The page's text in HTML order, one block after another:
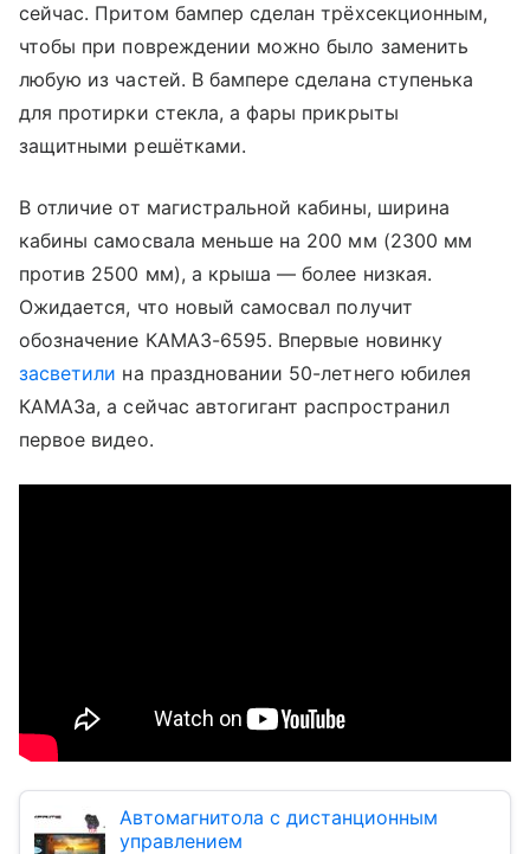
сейчас. Притом бампер сделан трёхсекционным,
чтобы при повреждении можно было заменить
любую из частей. В бампере сделана ступенька
для протирки стекла, а фары прикрыты
защитными решётками.
В отличие от магистральной кабины, ширина
кабины самосвала меньше на 200 мм (2300 мм
против 2500 мм), а крыша — более низкая.
Ожидается, что новый самосвал получит
обозначение КАМАЗ-6595. Впервые новинку
засветили на праздновании 50-летнего юбилея
КАМАЗа, а сейчас автогигант распространил
первое видео.
Автомагнитола с дистанционным
управлением